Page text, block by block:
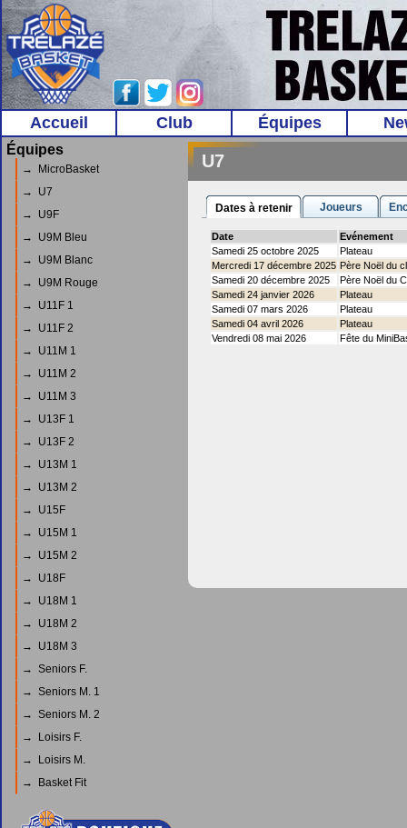
Accueil Club Équipes
Équipes
→ MicroBasket
→ U7
→ U9F
→ U9M Bleu
→ U9M Blanc
→ U9M Rouge
→ U11F 1
→ U11F 2
→ U11M 1
→ U11M 2
→ U11M 3
→ U13F 1
→ U13F 2
→ U13M 1
→ U13M 2
→ U15F
→ U15M 1
→ U15M 2
→ U18F
→ U18M 1
→ U18M 2
→ U18M 3
→ Seniors F.
→ Seniors M. 1
→ Seniors M. 2
→ Loisirs F.
→ Loisirs M.
→ Basket Fit
U7
Dates à retenir Joueurs
Date
Evénement
Samedi 25 octobre 2025
Plateau
Mercredi 17 décembre 2025 Père Noël du
Samedi 20 décembre 2025
Père Noël du
Samedi 24 janvier 2026
Plateau
Samedi 07 mars 2026
Plateau
Samedi 04 avril 2026
Plateau
Vendredi 08 mai 2026
Fête du